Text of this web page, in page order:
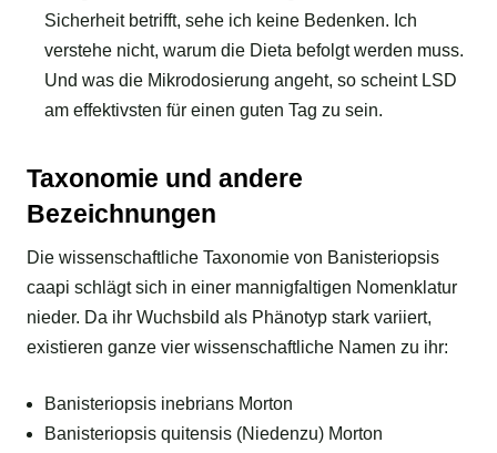
Sicherheit betrifft, sehe ich keine Bedenken. Ich
verstehe nicht, warum die Dieta befolgt werden muss.
Und was die Mikrodosierung angeht, so scheint LSD
am effektivsten für einen guten Tag zu sein.
Taxonomie und andere
Bezeichnungen
Die wissenschaftliche Taxonomie von Banisteriopsis
caapi schlägt sich in einer mannigfaltigen Nomenklatur
nieder. Da ihr Wuchsbild als Phänotyp stark variiert,
existieren ganze vier wissenschaftliche Namen zu ihr:
Banisteriopsis inebrians Morton
Banisteriopsis quitensis (Niedenzu) Morton